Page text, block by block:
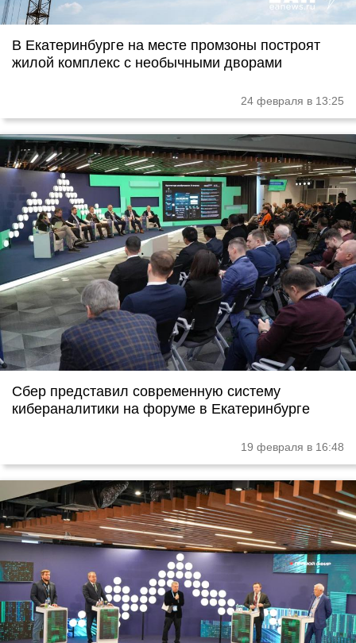
В Екатеринбурге на месте промзоны построят
жилой комплекс с необычными дворами
24 февраля в 13:25
Сбер представил современную систему
кибераналитики на форуме в Екатеринбурге
19 февраля в 16:48